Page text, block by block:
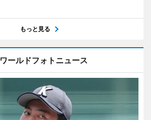
もっと見る
ワールドフォトニュース